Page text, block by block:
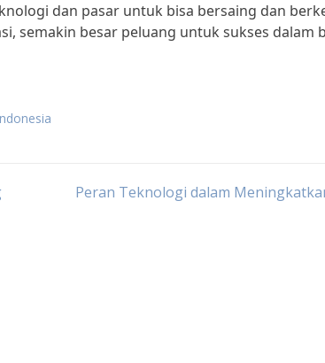
dan pasar untuk bisa bersaing dan
semakin besar peluang untuk sukses dalam
Peran Teknologi dalam